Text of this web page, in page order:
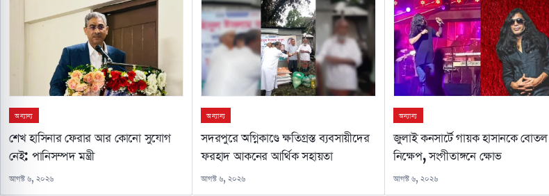
অন্যান্য
শেখ হাসিনার ফেরার আর কোনো সুযোগ
নেই: পানিসম্পদ মন্ত্রী
আগস্ট ৬, ২০২৬
অন্যান্য
সদরপুরে অগ্নিকাণ্ডে ক্ষতিগ্রস্ত ব্যবসায়ীদের
ফরহাদ আকনের আর্থিক সহায়তা
আগস্ট ৬, ২০২৬
অন্যান্য
জুলাই কনসার্টে গায়ক হাসানকে বোতল
নিক্ষেপ, সংগীতাঙ্গনে ক্ষোভ
আগস্ট ৬, ২০২৬